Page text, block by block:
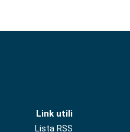
Link utili
Lista RSS